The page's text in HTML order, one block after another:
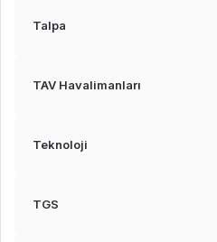
Talpa
TAV Havalimanları
Teknoloji
TGS